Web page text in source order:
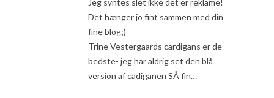
Jeg syntes slet ikke det er reklame!
Det hænger jo fint sammen med din
fine blog;)
Trine Vestergaards cardigans er de
bedste- jeg har aldrig set den blå
version af cadiganen SÅ fin…